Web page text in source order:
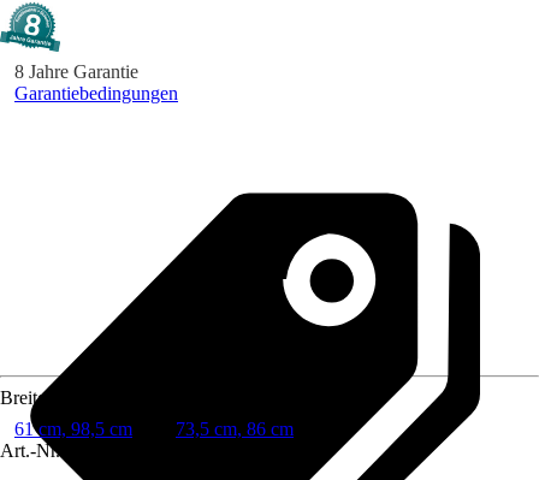
8 Jahre Garantie
Garantiebedingungen
Breite
61 cm, 98,5 cm
73,5 cm, 86 cm
Art.-Nr.